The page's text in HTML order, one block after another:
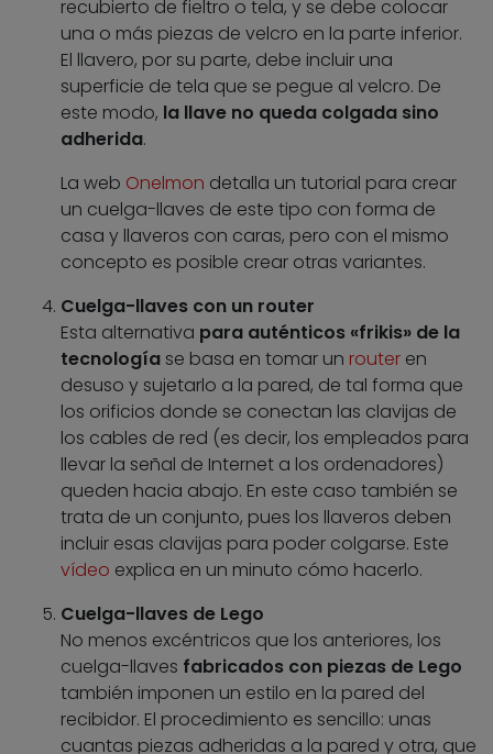
recubierto de fieltro o tela, y se debe colocar
una o más piezas de velcro en la parte inferior.
El llavero, por su parte, debe incluir una
superficie de tela que se pegue al velcro. De
este modo, la llave no queda colgada sino
adherida.
La web Onelmon detalla un tutorial para crear
un cuelga-llaves de este tipo con forma de
casa y llaveros con caras, pero con el mismo
concepto es posible crear otras variantes.
Cuelga-llaves con un router
Esta alternativa para auténticos «frikis» de la
tecnología se basa en tomar un router en
desuso y sujetarlo a la pared, de tal forma que
los orificios donde se conectan las clavijas de
los cables de red (es decir, los empleados para
llevar la señal de Internet a los ordenadores)
queden hacia abajo. En este caso también se
trata de un conjunto, pues los llaveros deben
incluir esas clavijas para poder colgarse. Este
vídeo explica en un minuto cómo hacerlo.
Cuelga-llaves de Lego
No menos excéntricos que los anteriores, los
cuelga-llaves fabricados con piezas de Lego
también imponen un estilo en la pared del
recibidor. El procedimiento es sencillo: unas
cuantas piezas adheridas a la pared y otra, que